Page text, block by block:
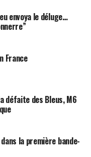
envoya le déluge…
France
défaite des Bleus, M6
la première bande-